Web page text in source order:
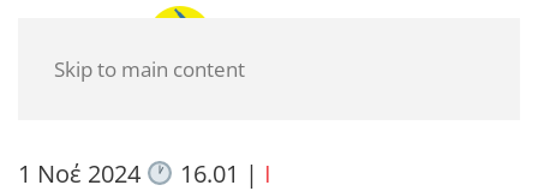
Skip to main content
1 Νοέ 2024 16.01 | I